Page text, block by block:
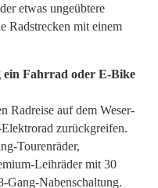
etwas ungeübtere
Radstrecken mit einem
ein Fahrrad oder E-Bike
Radreise auf dem Weser-
zurückgreifen.
Tourenräder,
Leihräder mit 30
Gang-Nabenschaltung.